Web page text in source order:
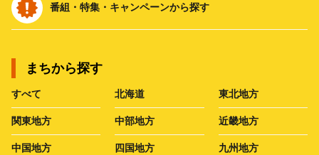
番組・特集・キャンペーンから探す
まちから探す
すべて 北海道 東北地方
関東地方 中部地方 近畿地方
中国地方 四国地方 九州地方